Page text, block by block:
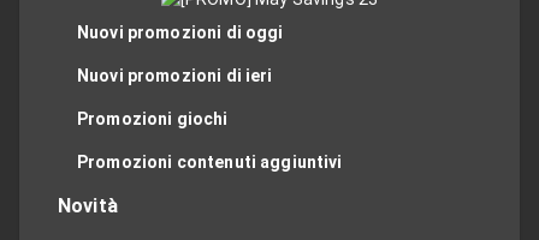
Nuovi promozioni di oggi
Nuovi promozioni di ieri
Promozioni giochi
Promozioni contenuti aggiuntivi
Novità